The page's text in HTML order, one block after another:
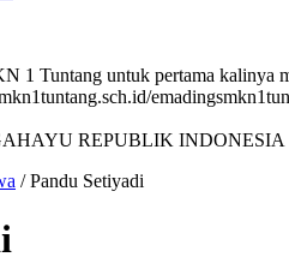
1 Tuntang untuk pertama kalinya
REPUBLIK
/Pandu Setiyadi